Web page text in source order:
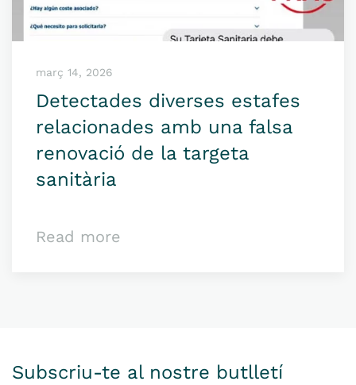
març 14, 2026
Detectades diverses estafes
relacionades amb una falsa
renovació de la targeta
sanitària
Read more
Subscriu-te al nostre butlletí